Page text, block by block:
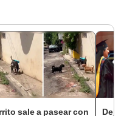
sale a pasear con
Dejó